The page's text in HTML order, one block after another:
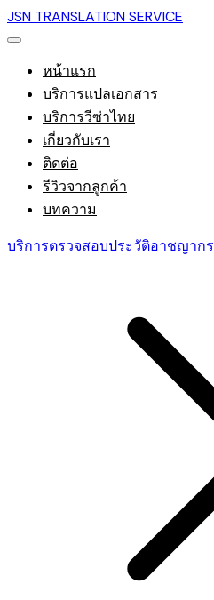
JSN TRANSLATION SERVICE
หน้าแรก
บริการแปลเอกสาร
บริการวีซ่าไทย
เกี่ยวกับเรา
ติดต่อ
รีวิวจากลูกค้า
บทความ
บริการตรวจสอบประวัติอาชญาก